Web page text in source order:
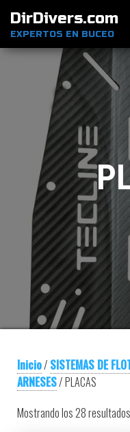
DirDivers.com
EXPERTOS EN BUCEO
Inicio/ SISTEMAS DE
ARNESES/ PLACAS
Mostrando los 28 resultados